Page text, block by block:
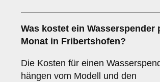
Was kostet ein Wasserspender
Monat in Fribertshofen?
Die Kosten für einen
hängen vom Modell und den